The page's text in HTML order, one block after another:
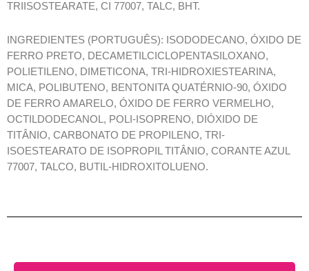
TRIISOSTEARATE, CI 77007, TALC, BHT.
INGREDIENTES (PORTUGUÊS): ISODODECANO, ÓXIDO DE
FERRO PRETO, DECAMETILCICLOPENTASILOXANO,
POLIETILENO, DIMETICONA, TRI-HIDROXIESTEARINA,
MICA, POLIBUTENO, BENTONITA QUATÉRNIO-90, ÓXIDO
DE FERRO AMARELO, ÓXIDO DE FERRO VERMELHO,
OCTILDODECANOL, POLI-ISOPRENO, DIÓXIDO DE
TITÂNIO, CARBONATO DE PROPILENO, TRI-
ISOESTEARATO DE ISOPROPIL TITÂNIO, CORANTE AZUL
77007, TALCO, BUTIL-HIDROXITOLUENO.